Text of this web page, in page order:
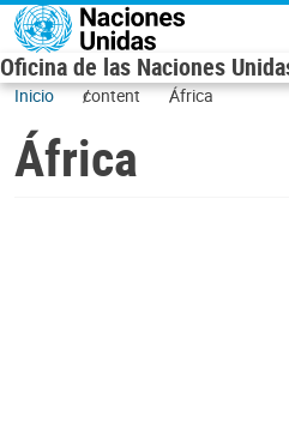
Skip to main content
Oficina de las Naciones
Inicio content África
África